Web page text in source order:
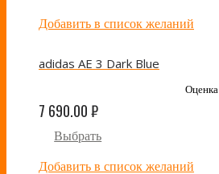
Добавить в список желаний
adidas AE 3 Dark Blue
Оценка
7 690.00₽
Выбрать
Добавить в список желаний